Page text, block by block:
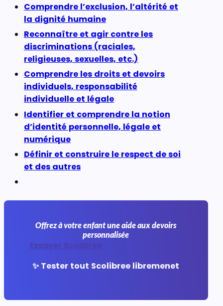
Comprendre l’exclusion, l’altérité et
la dignité humaine
Reconnaître et agir contre les
discriminations (raciales,
religieuses, sexuelles, etc.)
Comprendre les droits et devoirs
individuels, responsabilité
individuelle et légale
Identifier et comprendre la notion
d’identité personnelle, légale et
numérique
Définir et construire le respect de soi
et des autres
Offrez à votre enfant une aide aux devoirs
personnalisée
Essayer Scolibree
✨ Tester tout Scolibree libremenet